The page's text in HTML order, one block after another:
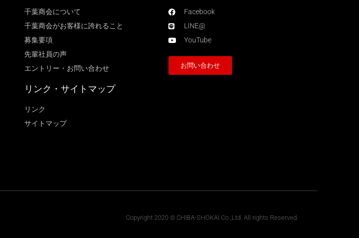
千葉商会について
千葉商会がお客様に誇れること​
募集要項
先輩社員の声
エントリー・お問い合わせ
リンク・サイトマップ
リンク
サイトマップ
Facebook
LINE@
YouTube
お問い合わせ
Copyright 2020 © CHIBA-SHOKAI Co.,Ltd. All rights Reserved.